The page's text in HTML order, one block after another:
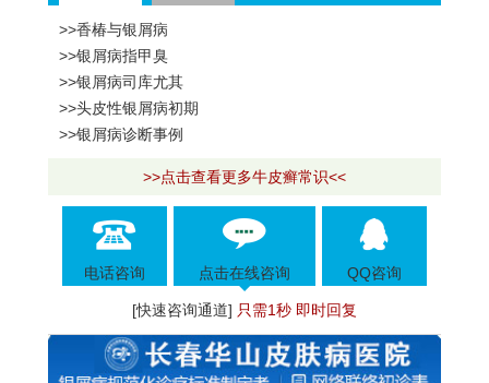
>>香椿与银屑病
>>银屑病指甲臭
>>银屑病司库尤其
>>头皮性银屑病初期
>>银屑病诊断事例
>>点击查看更多牛皮癣常识<<
电话咨询 点击在线咨询 QQ咨询
[快速咨询通道] 只需1秒 即时回复